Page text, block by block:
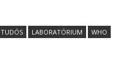
TUDÓS LABORATÓRIUM WHO